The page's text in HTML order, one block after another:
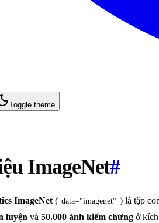
Toggle theme
ImageNet#
ImageNet ( data="imagenet" ) là tập
luyện và 50.000 ảnh kiểm chứng ở